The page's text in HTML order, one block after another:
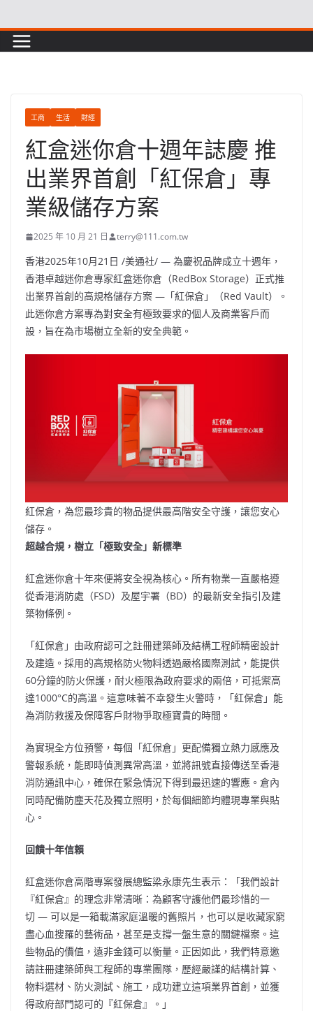
to
content
工商 生活 財經
紅盒迷你倉十週年誌慶 推
出業界首創「紅保倉」專
業級儲存方案
2025 年 10 月 21 日 terry@111.com.tw
香港2025年10月21日 /美通社/ — 為慶祝品牌成立十週年，
香港卓越迷你倉專家紅盒迷你倉（RedBox Storage）正式推
出業界首創的高規格儲存方案 —「紅保倉」（Red Vault）。
此迷你倉方案專為對安全有極致要求的個人及商業客戶而
設，旨在為市場樹立全新的安全典範。
紅保倉，為您最珍貴的物品提供最高階安全守護，讓您安心
儲存。
超越合規，樹立「極致安全」新標準
紅盒迷你倉十年來便將安全視為核心。所有物業一直嚴格遵
從香港消防處（FSD）及屋宇署（BD）的最新安全指引及建
築物條例。
「紅保倉」由政府認可之註冊建築師及結構工程師精密設計
及建造。採用的高規格防火物料透過嚴格國際測試，能提供
60分鐘的防火保護，耐火極限為政府要求的兩倍，可抵禦高
達1000°C的高溫。這意味著不幸發生火警時，「紅保倉」能
為消防救援及保障客戶財物爭取極寶貴的時間。
為實現全方位預警，每個「紅保倉」更配備獨立熱力感應及
警報系統，能即時偵測異常高溫，並將訊號直接傳送至香港
消防通訊中心，確保在緊急情況下得到最迅速的響應。倉內
同時配備防塵天花及獨立照明，於每個細節均體現專業與貼
心。
回饋十年信賴
紅盒迷你倉高階專案發展總監梁永康先生表示：「我們設計
『紅保倉』的理念非常清晰：為顧客守護他們最珍惜的一
切 — 可以是一箱載滿家庭溫暖的舊照片，也可以是收藏家窮
盡心血搜羅的藝術品，甚至是支撐一盤生意的關鍵檔案。這
些物品的價值，遠非金錢可以衡量。正因如此，我們特意邀
請註冊建築師與工程師的專業團隊，歷經嚴謹的結構計算、
物料選材、防火測試、施工，成功建立這項業界首創，並獲
得政府部門認可的『紅保倉』。」